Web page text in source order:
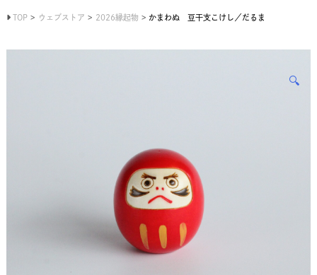
TOP ウェブストア 2026縁起物 かまわぬ 豆干支こけし／だるま
🔍